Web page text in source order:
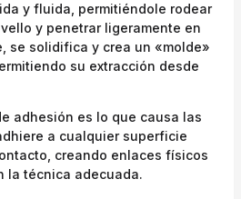
y fluida, permitiéndole rodear
y penetrar ligeramente en
se solidifica y crea un «molde»
su extracción desde
adhesión es lo que causa las
a cualquier superficie
creando enlaces físicos
la técnica adecuada.